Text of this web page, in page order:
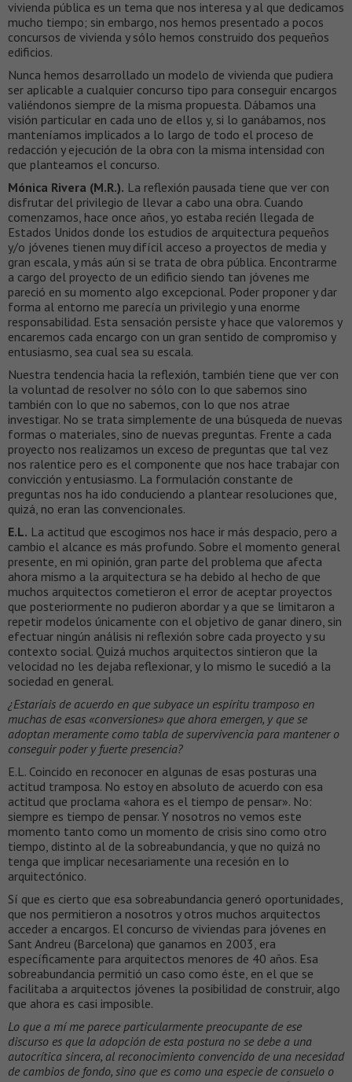
vivienda pública es un tema que nos interesa y al que dedicamos
mucho tiempo; sin embargo, nos hemos presentado a pocos
concursos de vivienda y sólo hemos construido dos pequeños
edificios.
Nunca hemos desarrollado un modelo de vivienda que pudiera
ser aplicable a cualquier concurso tipo para conseguir encargos
valiéndonos siempre de la misma propuesta. Dábamos una
visión particular en cada uno de ellos y, si lo ganábamos, nos
manteníamos implicados a lo largo de todo el proceso de
redacción y ejecución de la obra con la misma intensidad con
que planteamos el concurso.
Mónica Rivera (M.R.). La reflexión pausada tiene que ver con
disfrutar del privilegio de llevar a cabo una obra. Cuando
comenzamos, hace once años, yo estaba recién llegada de
Estados Unidos donde los estudios de arquitectura pequeños
y/o jóvenes tienen muy difícil acceso a proyectos de media y
gran escala, y más aún si se trata de obra pública. Encontrarme
a cargo del proyecto de un edificio siendo tan jóvenes me
pareció en su momento algo excepcional. Poder proponer y dar
forma al entorno me parecía un privilegio y una enorme
responsabilidad. Esta sensación persiste y hace que valoremos y
encaremos cada encargo con un gran sentido de compromiso y
entusiasmo, sea cual sea su escala.
Nuestra tendencia hacia la reflexión, también tiene que ver con
la voluntad de resolver no sólo con lo que sabemos sino
también con lo que no sabemos, con lo que nos atrae
investigar. No se trata simplemente de una búsqueda de nuevas
formas o materiales, sino de nuevas preguntas. Frente a cada
proyecto nos realizamos un exceso de preguntas que tal vez
nos ralentice pero es el componente que nos hace trabajar con
convicción y entusiasmo. La formulación constante de
preguntas nos ha ido conduciendo a plantear resoluciones que,
quizá, no eran las convencionales.
E.L. La actitud que escogimos nos hace ir más despacio, pero a
cambio el alcance es más profundo. Sobre el momento general
presente, en mi opinión, gran parte del problema que afecta
ahora mismo a la arquitectura se ha debido al hecho de que
muchos arquitectos cometieron el error de aceptar proyectos
que posteriormente no pudieron abordar y a que se limitaron a
repetir modelos únicamente con el objetivo de ganar dinero, sin
efectuar ningún análisis ni reflexión sobre cada proyecto y su
contexto social. Quizá muchos arquitectos sintieron que la
velocidad no les dejaba reflexionar, y lo mismo le sucedió a la
sociedad en general.
¿Estaríais de acuerdo en que subyace un espíritu tramposo en
muchas de esas «conversiones» que ahora emergen, y que se
adoptan meramente como tabla de supervivencia para mantener o
conseguir poder y fuerte presencia?
E.L. Coincido en reconocer en algunas de esas posturas una
actitud tramposa. No estoy en absoluto de acuerdo con esa
actitud que proclama «ahora es el tiempo de pensar». No:
siempre es tiempo de pensar. Y nosotros no vemos este
momento tanto como un momento de crisis sino como otro
tiempo, distinto al de la sobreabundancia, y que no quizá no
tenga que implicar necesariamente una recesión en lo
arquitectónico.
Sí que es cierto que esa sobreabundancia generó oportunidades,
que nos permitieron a nosotros y otros muchos arquitectos
acceder a encargos. El concurso de viviendas para jóvenes en
Sant Andreu (Barcelona) que ganamos en 2003, era
específicamente para arquitectos menores de 40 años. Esa
sobreabundancia permitió un caso como éste, en el que se
facilitaba a arquitectos jóvenes la posibilidad de construir, algo
que ahora es casi imposible.
Lo que a mí me parece particularmente preocupante de ese
discurso es que la adopción de esta postura no se debe a una
autocrítica sincera, al reconocimiento convencido de una necesidad
de cambios de fondo, sino que es como una especie de consuelo o